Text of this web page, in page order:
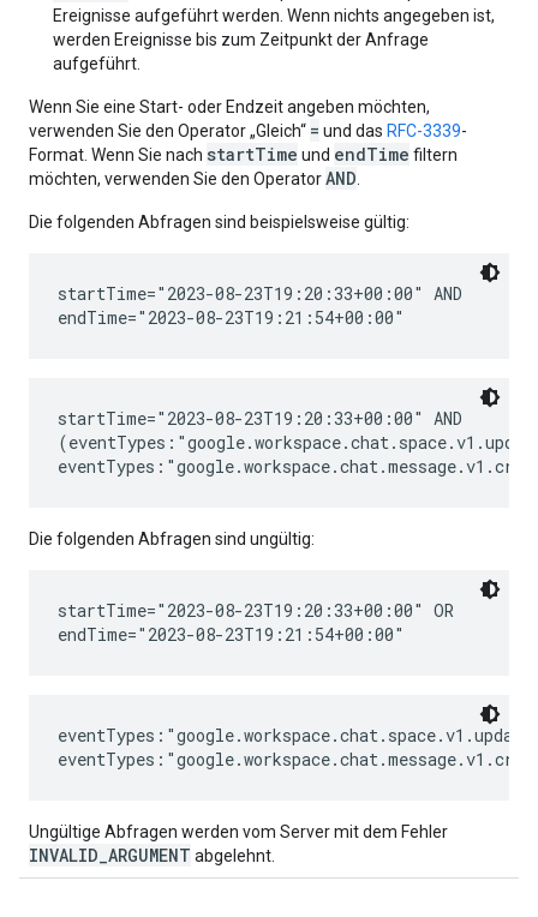
Ereignisse aufgeführt werden. Wenn nichts angegeben ist,
werden Ereignisse bis zum Zeitpunkt der Anfrage
aufgeführt.
Wenn Sie eine Start- oder Endzeit angeben möchten,
verwenden Sie den Operator „Gleich“ = und das RFC-3339-
Format. Wenn Sie nach startTime und endTime filtern
möchten, verwenden Sie den OperatorAND
Die folgenden Abfragen sind beispielsweise gültig:
startTime="2023-08-23T19:20:33+00:00" AND
startTime="2023-08-23T19:20:33+00:00" AND
Die folgenden Abfragen sind ungültig:
startTime="2023-08-23T19:20:33+00:00" OR
Ungültige Abfragen werden vom Server mit dem Fehler
INVALID_ARGUMENT abgelehnt.